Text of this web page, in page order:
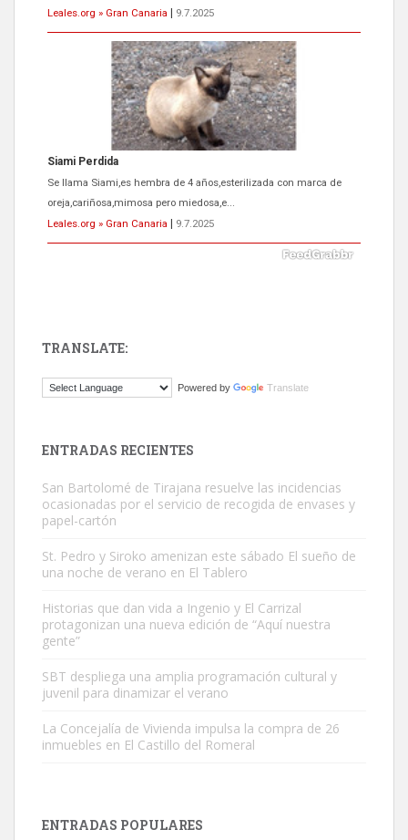
Leales.org » Gran Canaria
9.7.2025
ADOPCIÓN URGENTE GATA TEROR GRAN CANARIA
El ayuntamiento se va a llevar a Los Gatos callejeros de la zona los
próximos días, ella incluida...
Leales.org » Gran Canaria
9.7.2025
Este gato macho ha aparecido en la calle hace menos de un mes,
Busco adopción responsable para mi perra. Pastor alemán,
hembra, 4 años. Por motivos personales ...
Leales.org » Gran Canaria
TRANSLATE:
Powered by Translate
ENTRADAS RECIENTES
San Bartolomé de Tirajana resuelve las incidencias
ocasionadas por el servicio de recogida de envases y
papel-cartón
St. Pedro y Siroko amenizan este sábado El sueño de
una noche de verano en El Tablero
Historias que dan vida a Ingenio y El Carrizal
protagonizan una nueva edición de “Aquí nuestra
gente”
SBT despliega una amplia programación cultural y
juvenil para dinamizar el verano
La Concejalía de Vivienda impulsa la compra de 26
inmuebles en El Castillo del Romeral
ENTRADAS POPULARES